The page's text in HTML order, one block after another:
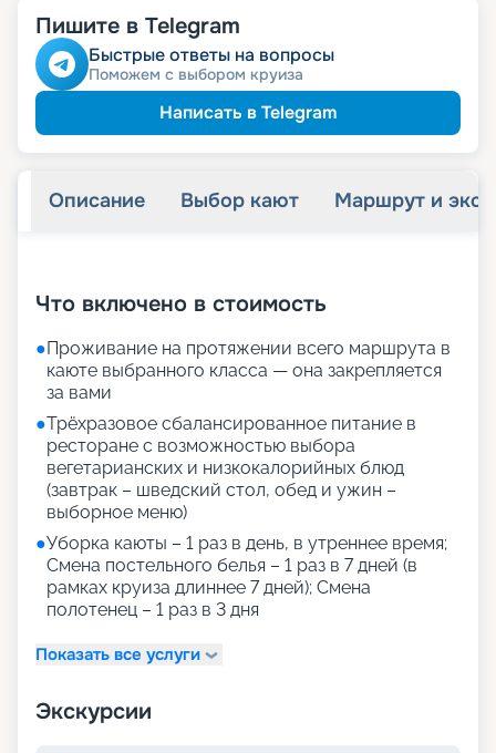
Скидка
пенсионерам
Скидка сотрудникам силовых
Скидка многодетнымсемьям
Скидкаветеранам
Пишите в Telegram
Быстрые ответы на вопросы
Поможем с выбором круиза
Написать в Telegram
Описание Выбор кают Маршрут и
Что включено в стоимость
●Проживание на протяжении всего маршрута в
каюте выбранного класса — она закрепляется
за вами
●Трёхразовое сбалансированное питание в
ресторане с возможностью выбора
вегетарианских и низкокалорийных блюд
(завтрак – шведский стол, обед и ужин –
выборное меню)
●Уборка каюты – 1 раз в день, в утреннее время;
Смена постельного белья – 1 раз в 7 дней (в
рамках круиза длиннее 7 дней); Смена
полотенец – 1 раз в 3 дня
Показать все услуги
Экскурсии